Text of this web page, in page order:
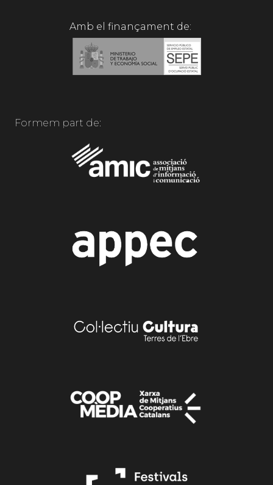
Amb el finançament de:
Formem part de: